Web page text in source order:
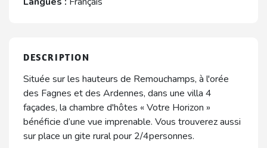
DESCRIPTION
Située sur les hauteurs de Remouchamps, à l'orée
des Fagnes et des Ardennes, dans une villa 4
façades, la chambre d'hôtes « Votre Horizon »
bénéficie d’une vue imprenable. Vous trouverez aussi
sur place un gite rural pour 2/4personnes.